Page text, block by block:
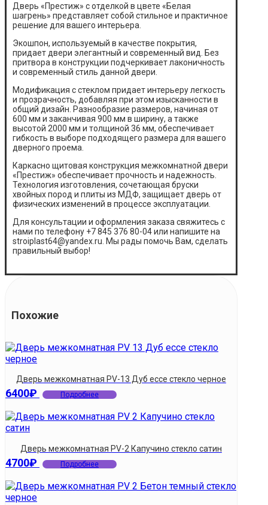
Дверь «Престиж» с отделкой в цвете «Белая
шагрень» представляет собой стильное и практичное
решение для вашего интерьера.
Экошпон, используемый в качестве покрытия,
придает двери элегантный и современный вид. Без
притвора в конструкции подчеркивает лаконичность
и современный стиль данной двери.
Модификация с стеклом придает интерьеру легкость
и прозрачность, добавляя при этом изысканности в
общий дизайн. Разнообразие размеров, начиная от
600 мм и заканчивая 900 мм в ширину, а также
высотой 2000 мм и толщиной 36 мм, обеспечивает
гибкость в выборе подходящего размера для вашего
дверного проема.
Каркасно щитовая конструкция межкомнатной двери
«Престиж» обеспечивает прочность и надежность.
Технология изготовления, сочетающая бруски
хвойных пород и плиты из МДФ, защищает дверь от
физических изменений в процессе эксплуатации.
Для консультации и оформления заказа свяжитесь с
нами по телефону +7 845 376 80-04 или напишите на
stroiplast64@yandex.ru. Мы рады помочь Вам, сделать
правильный выбор!
Похожие
Дверь межкомнатная PV-13 Дуб ессе стекло черное
6400₽ Подробнее
Дверь межкомнатная PV-2 Капучино стекло сатин
4700₽ Подробнее